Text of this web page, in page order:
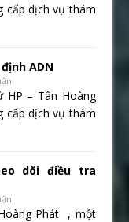
cấp dịch vụ thám
ADN
HP – Tân Hoàng
cấp dịch vụ thám
dõi điều tra
Phát , một